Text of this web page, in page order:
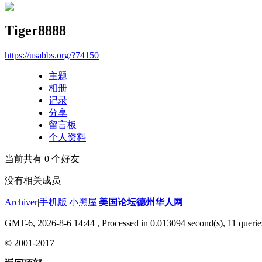
Tiger8888
https://usabbs.org/?74150
主题
相册
记录
分享
留言板
个人资料
当前共有 0 个好友
没有相关成员
Archiver|手机版|小黑屋|美国论坛德州华人网
GMT-6, 2026-8-6 14:44 , Processed in 0.013094 second(s), 11
© 2001-2017